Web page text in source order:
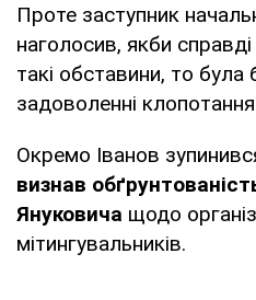
Проте заступник
наголосив, якби
такі обставини, то
задоволенні
Окремо Іванов
визнав
Януковича щодо
мітингувальників.